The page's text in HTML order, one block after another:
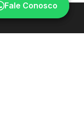
Fale Conosco
Fale Conosco